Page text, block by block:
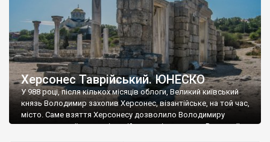
Херсонес Таврійський. ЮНЕСКО
У 988 році, після кількох місяців облоги, Великий київський
князь Володимир захопив Херсонес, візантійське, на той час,
місто. Саме взяття Херсонесу дозволило Володимиру
диктувати свої умови візантійському імператору Василю ІІ, та